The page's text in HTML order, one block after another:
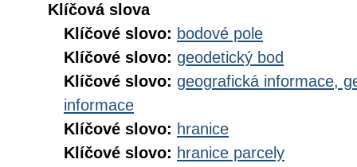
Klíčová slova
Klíčové slovo: bodové pole
Klíčové slovo: geodetický bod
Klíčové slovo: geografická informace,
informace
Klíčové slovo: hranice
Klíčové slovo: hranice parcely